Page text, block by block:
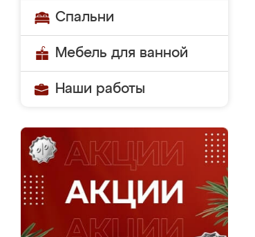
Спальни
Мебель для ванной
Наши работы